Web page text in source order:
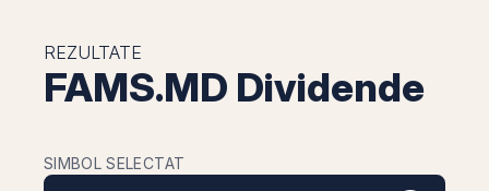
REZULTATE
FAMS.MD Dividende
SIMBOL SELECTAT